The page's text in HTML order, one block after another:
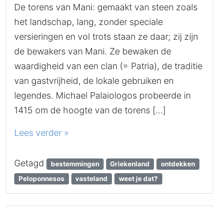
De torens van Mani: gemaakt van steen zoals
het landschap, lang, zonder speciale
versieringen en vol trots staan ​​ze daar; zij zijn
de bewakers van Mani. Ze bewaken de
waardigheid van een clan (= Patria), de traditie
van gastvrijheid, de lokale gebruiken en
legendes. Michael Palaiologos probeerde in
1415 om de hoogte van de torens […]
Lees verder »
Getagd bestemmingen Griekenland
ontdekken
Peloponnesos
vasteland weet je dat?